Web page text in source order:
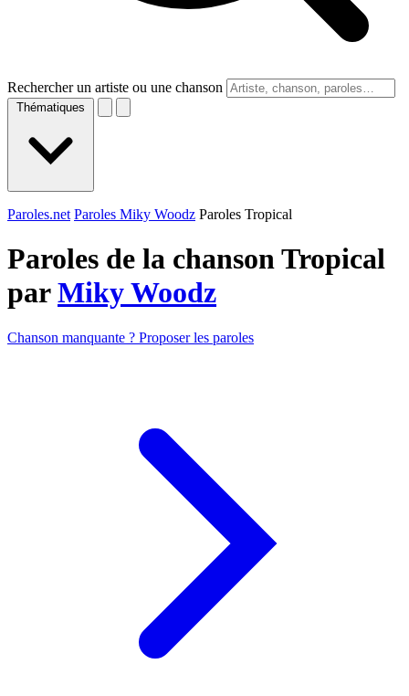
Rechercher un artiste ou une chanson
Thématiques
Paroles.net Paroles Miky Woodz Paroles Tropical
Paroles de la chanson Tropical
parMiky Woodz
Chanson manquante ? Proposer les paroles